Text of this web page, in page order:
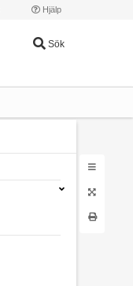
Hjälp
Sök